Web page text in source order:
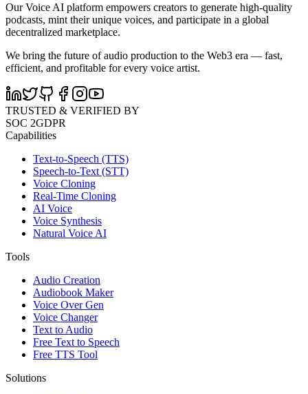
Our Voice AI platform empowers creators to generate high-quality
podcasts, mint their unique voices, and participate in a global
decentralized marketplace.
We bring the future of audio production to the Web3 era — fast,
efficient, and profitable for every voice artist.
TRUSTED & VERIFIED BY
SOC 2GDPR
Capabilities
Text-to-Speech (TTS)
Speech-to-Text (STT)
Voice Cloning
Real-Time Cloning
AI Voice
Voice Synthesis
Natural Voice AI
Tools
Audio Creation
Audiobook Maker
Voice Over Gen
Voice Changer
Text to Audio
Free Text to Speech
Free TTS Tool
Solutions